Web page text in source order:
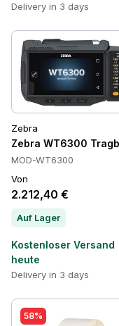
Delivery in 3 days
Zebra
Zebra WT6300
MOD-WT6300
Von
2.212,40 €
Auf Lager
Kostenloser Versand
heute
Delivery in 3 days
58%